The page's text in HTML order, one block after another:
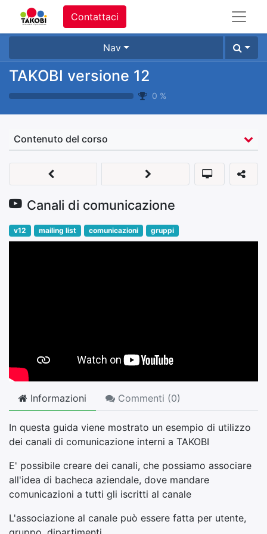
Contattaci
Nav
TAKOBI versione 12
0 %
Contenuto del corso
Canali di comunicazione
v12 mailing list comunicazioni gruppi
Informazioni Commenti (0)
In questa guida viene mostrato un esempio di utilizzo
dei canali di comunicazione interni a TAKOBI
E' possibile creare dei canali, che possiamo associare
all'idea di bacheca aziendale, dove mandare
comunicazioni a tutti gli iscritti al canale
L'associazione al canale può essere fatta per utente,